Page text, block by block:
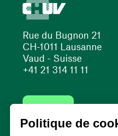
Rue du Bugnon 21
CH-1011 Lausanne
Vaud - Suisse
+41 21 314 11 11